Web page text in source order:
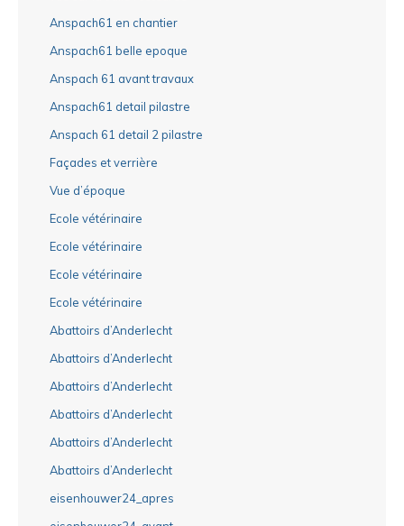
Anspach61 en chantier
Anspach61 belle epoque
Anspach 61 avant travaux
Anspach61 detail pilastre
Anspach 61 detail 2 pilastre
Façades et verrière
Vue d’époque
Ecole vétérinaire
Ecole vétérinaire
Ecole vétérinaire
Ecole vétérinaire
Abattoirs d’Anderlecht
Abattoirs d’Anderlecht
Abattoirs d’Anderlecht
Abattoirs d’Anderlecht
Abattoirs d’Anderlecht
Abattoirs d’Anderlecht
eisenhouwer24_apres